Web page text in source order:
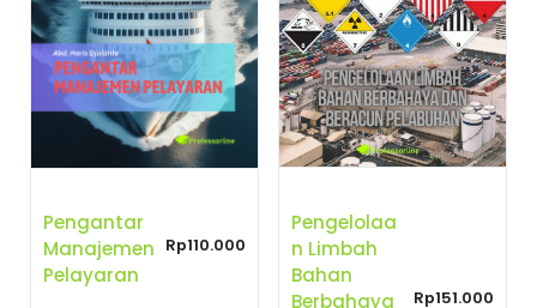
Pengantar
Manajemen
Pelayaran
Rp110.000
Pengelolaa
N Limbah
Bahan
Berbahaya
Rp151.000